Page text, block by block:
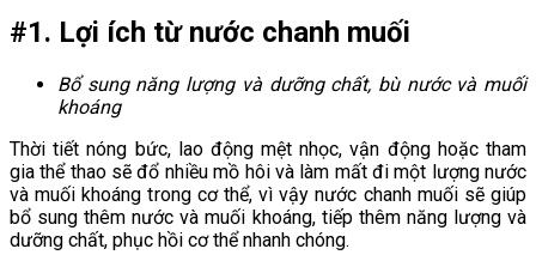
#1. Lợi ích từ nước chanh muối
Bổ sung năng lượng và dưỡng chất, bù nước và muối
khoáng
Thời tiết nóng bức, lao động mệt nhọc, vận động hoặc tham
gia thể thao sẽ đổ nhiều mồ hôi và làm mất đi một lượng nước
và muối khoáng trong cơ thể, vì vậy nước chanh muối sẽ giúp
bổ sung thêm nước và muối khoáng, tiếp thêm năng lượng và
dưỡng chất, phục hồi cơ thể nhanh chóng.